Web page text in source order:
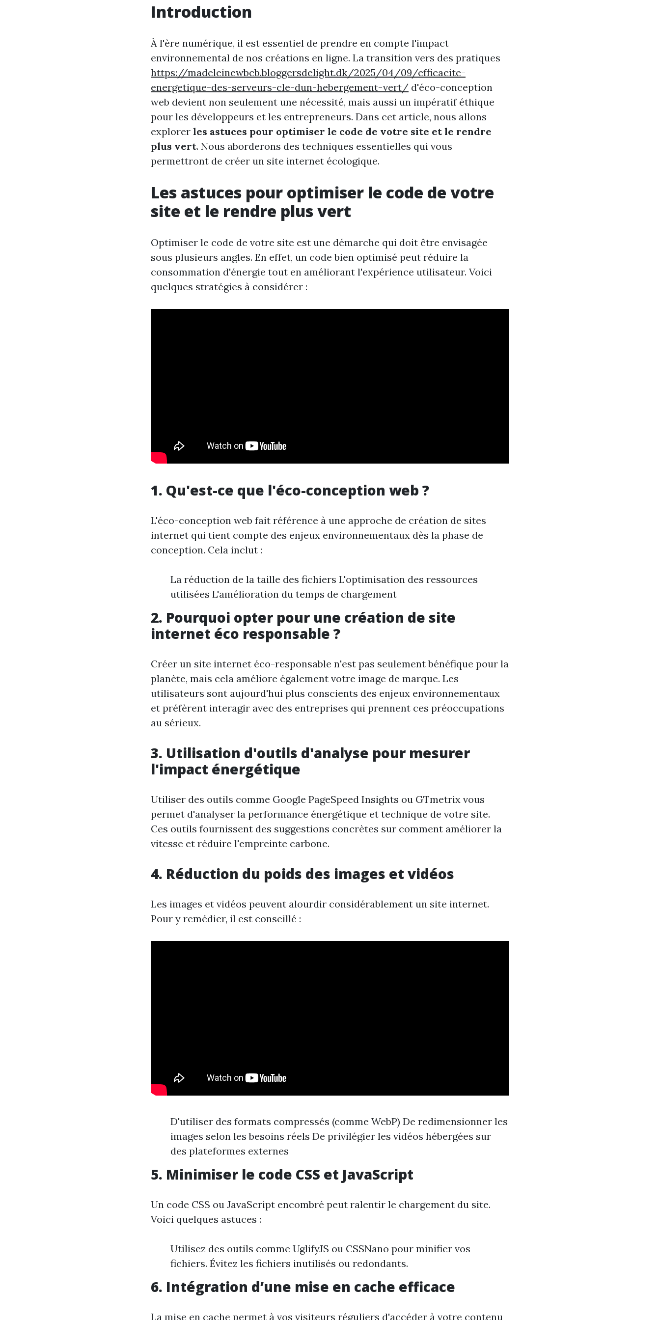
Introduction
À l'ère numérique, il est essentiel de prendre en compte l'impact
environnemental de nos créations en ligne. La transition vers des pratiques
https://madeleinewbcb.bloggersdelight.dk/2025/04/09/efficacite-
energetique-des-serveurs-cle-dun-hebergement-vert/ d'éco-conception
web devient non seulement une nécessité, mais aussi un impératif éthique
pour les développeurs et les entrepreneurs. Dans cet article, nous allons
explorer les astuces pour optimiser le code de votre site et le rendre
plus vert. Nous aborderons des techniques essentielles qui vous
permettront de créer un site internet écologique.
Les astuces pour optimiser le code de votre
site et le rendre plus vert
Optimiser le code de votre site est une démarche qui doit être envisagée
sous plusieurs angles. En effet, un code bien optimisé peut réduire la
consommation d'énergie tout en améliorant l'expérience utilisateur. Voici
quelques stratégies à considérer :
1. Qu'est-ce que l'éco-conception web ?
L'éco-conception web fait référence à une approche de création de sites
internet qui tient compte des enjeux environnementaux dès la phase de
conception. Cela inclut :
La réduction de la taille des fichiers L'optimisation des ressources
utilisées L'amélioration du temps de chargement
2. Pourquoi opter pour une création de site
internet éco responsable ?
Créer un site internet éco-responsable n'est pas seulement bénéfique pour la
planète, mais cela améliore également votre image de marque. Les
utilisateurs sont aujourd'hui plus conscients des enjeux environnementaux
et préfèrent interagir avec des entreprises qui prennent ces préoccupations
au sérieux.
3. Utilisation d'outils d'analyse pour mesurer
l'impact énergétique
Utiliser des outils comme Google PageSpeed Insights ou GTmetrix vous
permet d'analyser la performance énergétique et technique de votre site.
Ces outils fournissent des suggestions concrètes sur comment améliorer la
vitesse et réduire l'empreinte carbone.
4. Réduction du poids des images et vidéos
Les images et vidéos peuvent alourdir considérablement un site internet.
Pour y remédier, il est conseillé :
D'utiliser des formats compressés (comme WebP) De redimensionner les
images selon les besoins réels De privilégier les vidéos hébergées sur
des plateformes externes
5. Minimiser le code CSS et JavaScript
Un code CSS ou JavaScript encombré peut ralentir le chargement du site.
Voici quelques astuces :
Utilisez des outils comme UglifyJS ou CSSNano pour minifier vos
fichiers. Évitez les fichiers inutilisés ou redondants.
6. Intégration d’une mise en cache efficace
La mise en cache permet à vos visiteurs réguliers d'accéder à votre contenu